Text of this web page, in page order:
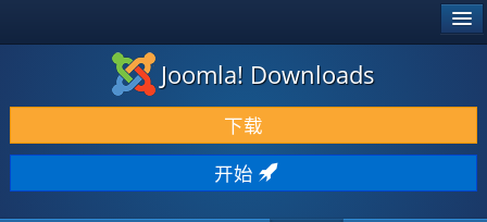
下载 & 扩展
发现 & 学习
社区 & 支持
Joomla! Downloads
下载
开始